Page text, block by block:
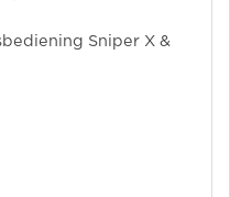
Sniper X &